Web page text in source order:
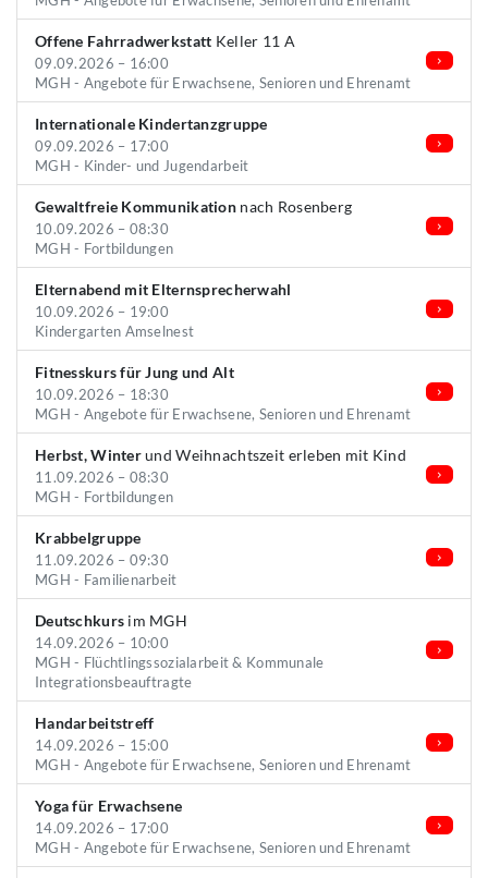
Offene Fahrradwerkstatt Keller 11 A
09.09.2026 – 16:00
MGH - Angebote für Erwachsene, Senioren und Ehrenamt
Internationale Kindertanzgruppe
09.09.2026 – 17:00
MGH - Kinder- und Jugendarbeit
Gewaltfreie Kommunikation nach Rosenberg
10.09.2026 – 08:30
MGH - Fortbildungen
Elternabend mit Elternsprecherwahl
10.09.2026 – 19:00
Kindergarten Amselnest
Fitnesskurs für Jung und Alt
10.09.2026 – 18:30
MGH - Angebote für Erwachsene, Senioren und Ehrenamt
Herbst, Winterund Weihnachtszeit erleben mit Kind
11.09.2026 – 08:30
MGH - Fortbildungen
Krabbelgruppe
11.09.2026 – 09:30
MGH - Familienarbeit
Deutschkurs im MGH
14.09.2026 – 10:00
MGH - Flüchtlingssozialarbeit & Kommunale
Integrationsbeauftragte
Handarbeitstreff
14.09.2026 – 15:00
MGH - Angebote für Erwachsene, Senioren und Ehrenamt
Yoga für Erwachsene
14.09.2026 – 17:00
MGH - Angebote für Erwachsene, Senioren und Ehrenamt